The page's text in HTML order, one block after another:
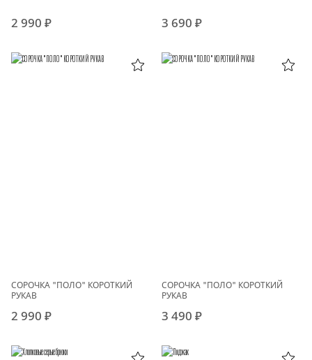
2 990 ₽ 3 690 ₽
СОРОЧКА "ПОЛО" КОРОТКИЙ
РУКАВ
2 990 ₽
СОРОЧКА "ПОЛО" КОРОТКИЙ
РУКАВ
3 490 ₽